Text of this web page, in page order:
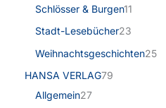
Schlösser & Burgen11
Stadt-Lesebücher23
Weihnachtsgeschichten25
HANSA VERLAG79
Allgemein27